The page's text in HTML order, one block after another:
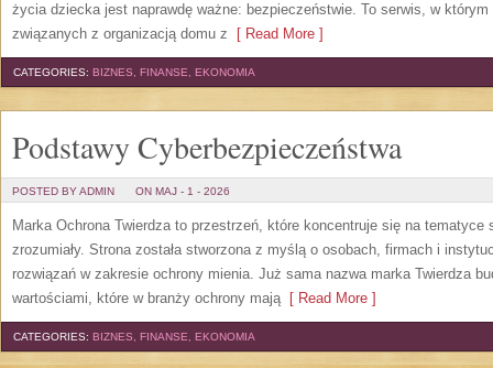
życia dziecka jest naprawdę ważne: bezpieczeństwie. To serwis, w
związanych z organizacją domu z [ Read More ]
CATEGORIES: BIZNES, FINANSE, EKONOMIA
Podstawy Cyberbezpieczeństwa
POSTED BY ADMIN ON MAJ - 1 - 2026
Marka Ochrona Twierdza to przestrzeń, które koncentruje się na tematyce
zrozumiały. Strona została stworzona z myślą o osobach, firmach i
rozwiązań w zakresie ochrony mienia. Już sama nazwa marka Twierdza
wartościami, które w branży ochrony mają[ Read More ]
CATEGORIES: BIZNES, FINANSE, EKONOMIA